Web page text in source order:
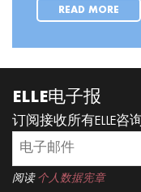
READ MORE
ELLE电子报
订阅接收所有ELLE咨询
阅读 个人数据宪章